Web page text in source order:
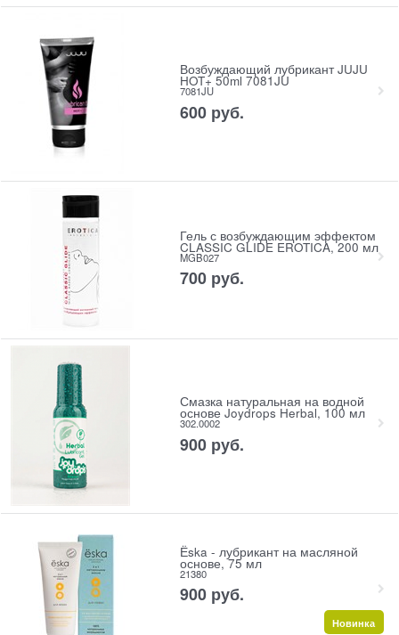
Возбуждающий лубрикант JUJU
HOT+ 50ml 7081JU
7081JU
600 руб.
Гель с возбуждающим эффектом
CLASSIC GLIDE EROTICA, 200 мл
MGB027
700 руб.
Смазка натуральная на водной
основе Joydrops Herbal, 100 мл
302.0002
900 руб.
Ёska - лубрикант на масляной
основе, 75 мл
21380
900 руб.
Новинка